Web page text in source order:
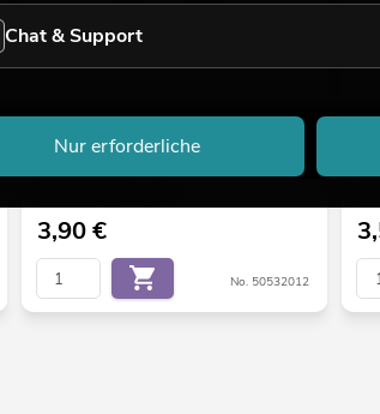
15cm
3,90€
No. 50532012
Chat & Support
Nur erforderliche